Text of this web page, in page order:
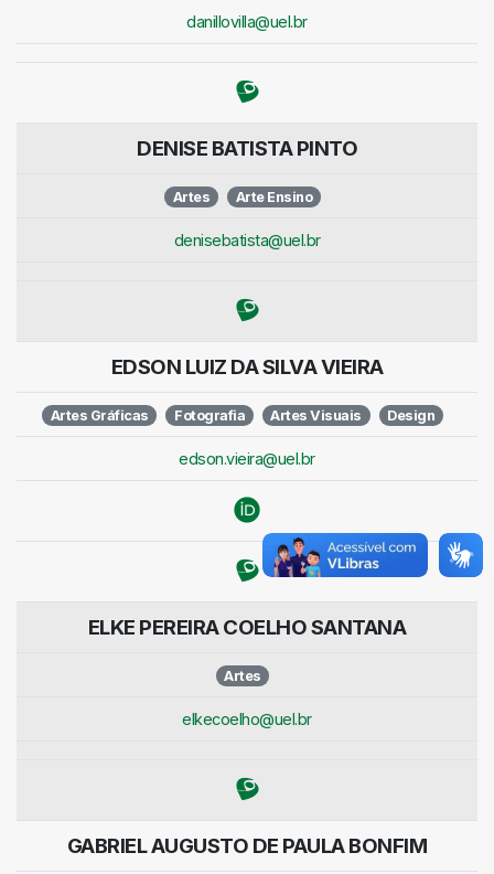
danillovilla@uel.br
DENISE BATISTA PINTO
Artes Arte Ensino
denisebatista@uel.br
EDSON LUIZ DA SILVA VIEIRA
Artes Gráficas Fotografia Artes Visuais Design
edson.vieira@uel.br
ELKE PEREIRA COELHO SANTANA
Artes
elkecoelho@uel.br
GABRIEL AUGUSTO DE PAULA BONFIM